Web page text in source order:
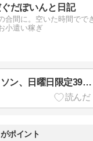
ぐだぽいんと日記
合間に。空いた時間でで
小遣い稼ぎ
楽天お買い物マラソン、日曜日限定39％OFFセール実施中。
ポイント